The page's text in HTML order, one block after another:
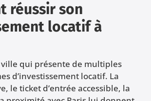
réussir son
locatif à
ville qui présente de multiples
d’investissement locatif. La
le ticket d’entrée accessible, la